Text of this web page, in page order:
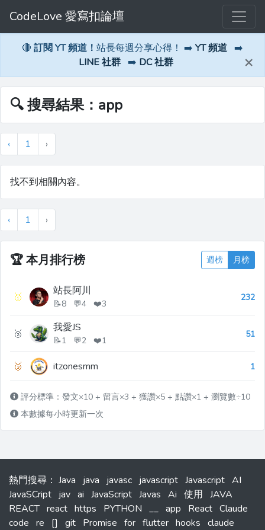
CodeLove 愛寫扣論壇
🔴 訂閱 YT 頻道！ 站長每週分享心得！ ➡️ YT 頻道 ➡️
LINE 社群 ➡️ DC 社群 ×
🔍 搜尋結果：app
‹ 1 ›
找不到相關內容。
‹ 1 ›
🏆本月排行榜 週榜 月榜
🥇 站長阿川
📝8 💬4 ❤️3
232
🥈 我愛JS
📝1 💬2 ❤️1
51
🥉 itzonesmm 1
評分標準：發文×10 + 留言×3 + 獲讚×5 + 點讚×1 + 瀏覽數÷10
本數據每小時更新一次
熱門搜尋 ： Java java javasc javascript Javascript AI
JavaSCript jav ai JavaScript Javas Ai 使用 JAVA
REACT react https PYTHON __ app React Claude
code re [] git Promise for flutter hooks claude